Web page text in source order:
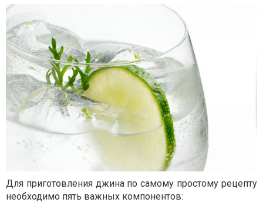
Для приготовления джина по самому простому рецепту
необходимо пять важных компонентов: